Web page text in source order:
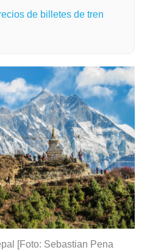
de billetes de tren
[Foto: Sebastian Pena